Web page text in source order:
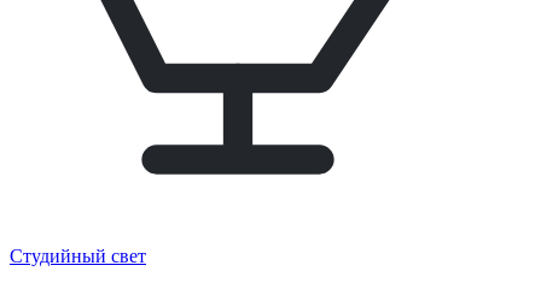
Студийный свет